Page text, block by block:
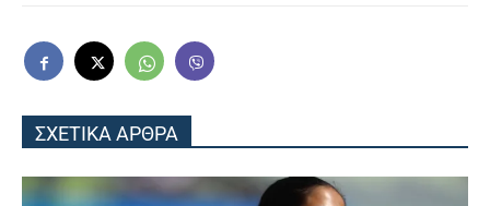
ΣΧΕΤΙΚΑ ΑΡΘΡΑ